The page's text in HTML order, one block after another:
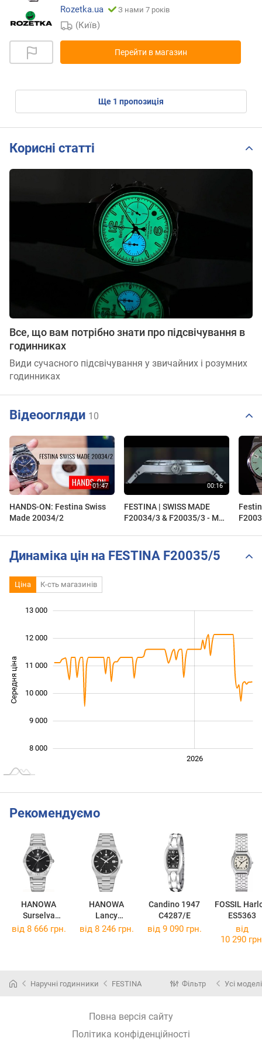
Rozetka.ua
З нами 7 років
(Київ)
Перейти в магазин
ще 1 пропозиція
Корисні статті
Все, що вам потрібно знати про підсвічування в
годинниках
Види сучасного підсвічування у звичайних і розумних
годинниках
Відеоогляди 10
HANDS-ON: Festina Swiss
Made 20034/2
FESTINA | SWISS MADE
F20034/3 & F20035/3 - MY
Динаміка цін на FESTINA F20035/5
Ціна К-сть магазинів
Середня ціна
8 000
9 000
10 000
11 000
12 000
13 000
2026
Рекомендуємо
HANOWA
Surselva
HAWLH220040
HANOWA
Lancy
HAWLH000290
Candino 1947
C4287/E
FOSSIL
ES5363
від 8 666 грн. від 8 246 грн. від 9 090 грн.
від
10 290
Наручні годинники FESTINA Фільтр Усі моделі
Повна версія сайту
Політика конфіденційності